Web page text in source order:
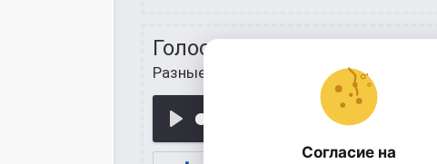
Голоса детей в городском
Разные звуки Звуки города и
Согласие на